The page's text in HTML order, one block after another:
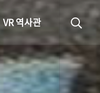
VR 역사관